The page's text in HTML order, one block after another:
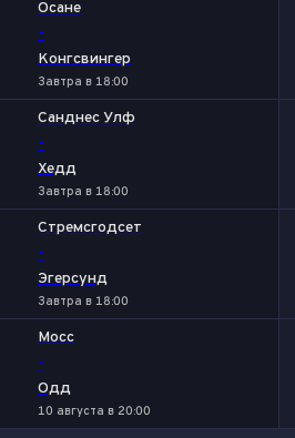
Осане
-
Конгсвингер
Завтра в 18:00
Санднес Улф
-
Хедд
Завтра в 18:00
Стремсгодсет
-
Эгерсунд
Завтра в 18:00
Мосс
-
Одд
10 августа в 20:00